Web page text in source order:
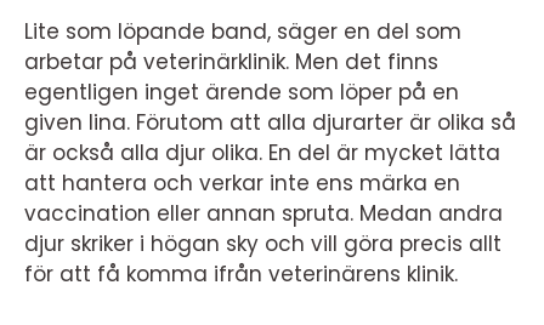
Lite som löpande band, säger en del som
arbetar på veterinärklinik. Men det finns
egentligen inget ärende som löper på en
given lina. Förutom att alla djurarter är olika så
är också alla djur olika. En del är mycket lätta
att hantera och verkar inte ens märka en
vaccination eller annan spruta. Medan andra
djur skriker i högan sky och vill göra precis allt
för att få komma ifrån veterinärens klinik.